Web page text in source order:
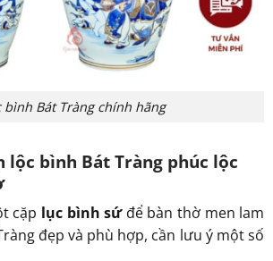
bình Bát Tràng chính hãng
lộc bình Bát Tràng phúc lộc
cặp lục bình sứđể bàn thờ men lam
đẹp và phù hợp, cần lưu ý một số